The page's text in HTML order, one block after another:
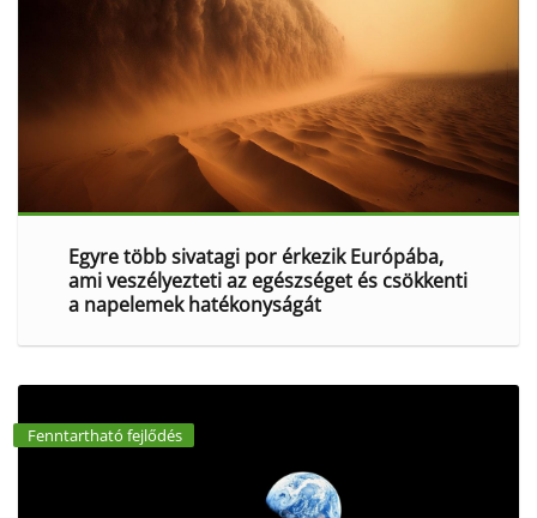
Egyre több sivatagi por érkezik Európába,
ami veszélyezteti az egészséget és csökkenti
a napelemek hatékonyságát
Fenntartható fejlődés